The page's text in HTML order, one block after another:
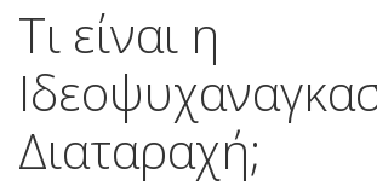
Τι είναι η
Διαταραχή;